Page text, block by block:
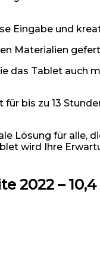
Eingabe und
Materialien
das Tablet auch
bis zu 13
Lösung für
wird Ihre
2022 –